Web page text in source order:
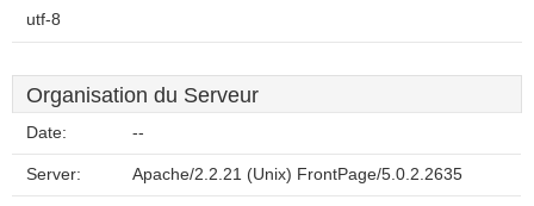
utf-8
Organisation du Serveur
Date: --
Server: Apache/2.2.21 (Unix) FrontPage/5.0.2.2635